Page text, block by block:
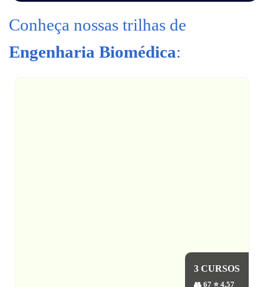
Conheça nossas trilhas de
Engenharia Biomédica:
3 CURSOS
👥 67 ⭐ 4.57